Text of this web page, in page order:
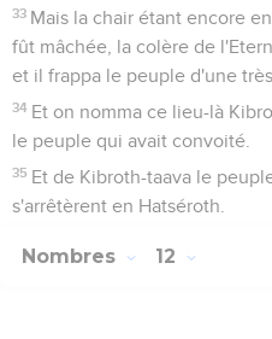
33 Mais la chair étant encore
fût mâchée, la colère de
et il frappa le peuple d'une
34 Et on nomma ce lieu-là
le peuple qui avait convoité.
35 Et de Kibroth-taava le
s'arrêtèrent en Hatséroth.
Nombres 12